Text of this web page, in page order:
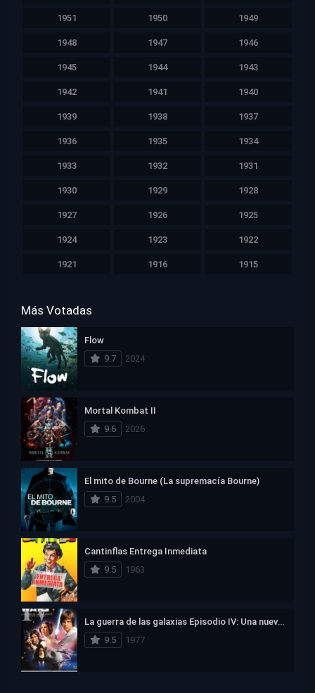
1951 1950 1949
1948 1947 1946
1945 1944 1943
1942 1941 1940
1939 1938 1937
1936 1935 1934
1933 1932 1931
1930 1929 1928
1927 1926 1925
1924 1923 1922
1921 1916 1915
Más Votadas
Flow
9.7
2024
Mortal Kombat II
9.6
2026
El mito de Bourne (La supremacía Bourne)
9.5
2004
Cantinflas Entrega Inmediata
9.5
1963
La guerra de las galaxias Episodio IV: Una nueva esperanza
9.5
1977